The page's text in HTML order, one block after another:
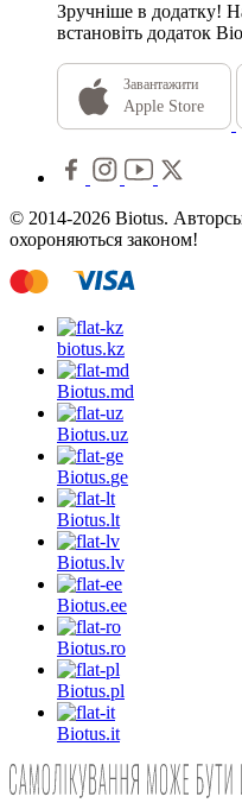
Зручніше в додатку!
встановіть додаток
Завантажити
Apple Store
© 2014-2026 Biotus.
охороняються законом!
biotus.kz
Biotus.md
Biotus.uz
Biotus.ge
Biotus.lt
Biotus.lv
Biotus.ee
Biotus.ro
Biotus.pl
Biotus.it